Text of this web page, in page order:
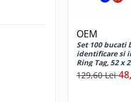
OEM
Set 100 bucati
identificare si
Ring Tag, 52 x
multicolor
129,60 Lei